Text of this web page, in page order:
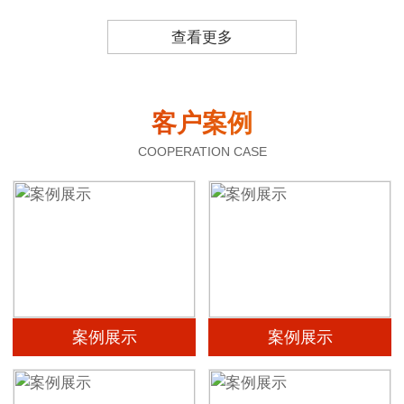
查看更多
客户案例
COOPERATION CASE
案例展示 案例展示